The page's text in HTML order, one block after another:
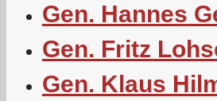
Gen. Hannes
Gen. Fritz
Gen. Klaus